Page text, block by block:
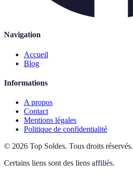
Navigation
Accueil
Blog
Informations
A propos
Contact
Mentions légales
Politique de confidentialité
© 2026 Top Soldes. Tous droits réservés.
Certains liens sont des liens affiliés.